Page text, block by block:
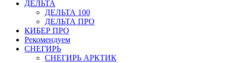
ДЕЛЬТА
ДЕЛЬТА 100
ДЕЛЬТА ПРО
КИБЕР ПРО
Рекомендуем
СНЕГИРЬ
СНЕГИРЬ АРКТИК